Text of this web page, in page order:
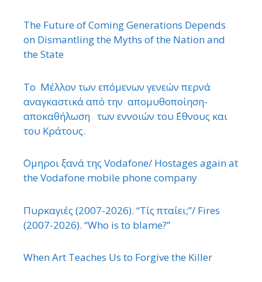
The Future of Coming Generations Depends
on Dismantling the Myths of the Nation and
the State
Το Μέλλον των επόμενων γενεών περνά
αναγκαστικά από την απομυθοποίηση-
αποκαθήλωση των εννοιών του ΄Εθνους και
του Κράτους.
΄Ομηροι ξανά της Vodafone/ Hostages again at
the Vodafone mobile phone company
Πυρκαγιές (2007-2026). “Τίς πταίει;”/ Fires
(2007-2026). “Who is to blame?”
When Art Teaches Us to Forgive the Killer